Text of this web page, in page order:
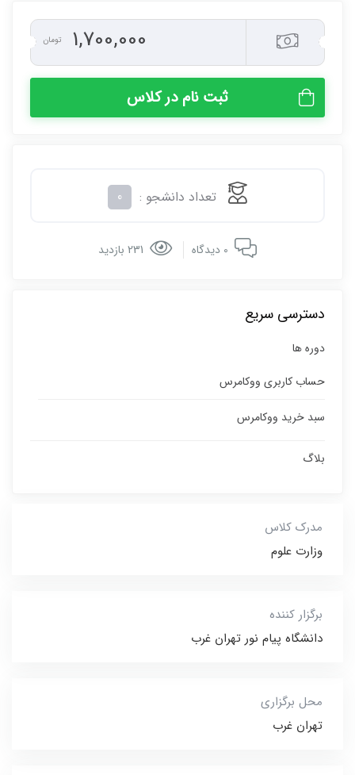
1,700,000 تومان
ثبت نام در کلاس
تعداد دانشجو : 0
دسترسی سریع
دوره ها
حساب کاربری ووکامرس
سبد خرید ووکامرس
بلاگ
مدرک کلاس
وزارت علوم
برگزار کننده
دانشگاه پیام نور تهران غرب
محل برگزاری
تهران غرب